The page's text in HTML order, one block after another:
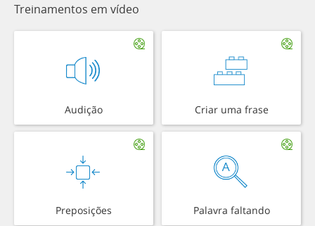
Treinamentos em vídeo
Audição Criar uma frase
Preposições Palavra faltando